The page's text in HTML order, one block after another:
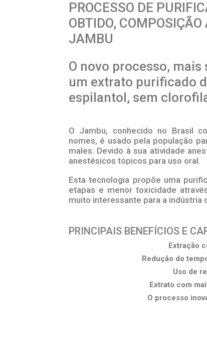
PROCESSO DE
OBTIDO,
JAMBU
O novo processo,
um extrato purificado
espilantol, sem
O Jambu, conhecido no Brasil
nomes, é usado pela população
males. Devido à sua atividade
anestésicos tópicos para uso oral.
Esta tecnologia propõe uma
etapas e menor toxicidade
muito interessante para a indústria
PRINCIPAIS BENEFÍCIOS E
Extração
Redução do
Uso de
Extrato com
O processo